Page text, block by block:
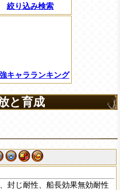
絞り込み検索
キャラランキング
と育成
封じ耐性、船長効果無効耐性